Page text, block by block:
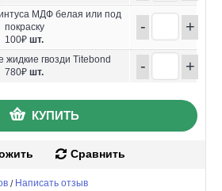
МДФ белая или под
покраску
100₽ шт.
- +
жидкие гвозди Titebond
780₽ шт. - +
КУПИТЬ
Сравнить
/ Написать отзыв